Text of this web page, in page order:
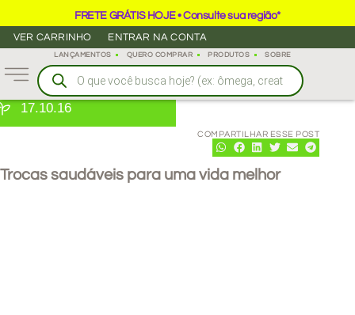
FRETE GRÁTIS HOJE • Consulte sua região*
VER CARRINHO
ENTRAR NA CONTA
LANÇAMENTOS QUERO COMPRAR PRODUTOS SOBRE
17.10.16
COMPARTILHAR ESSE POST
Trocas saudáveis para uma vida melhor